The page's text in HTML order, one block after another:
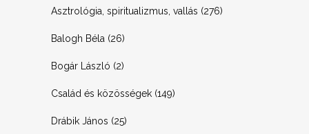
Asztrológia, spiritualizmus, vallás (276)
Balogh Béla (26)
Bogár László (2)
Család és közösségek (149)
Drábik János (25)